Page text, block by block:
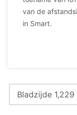
van de
in Smart.
Bladzijde